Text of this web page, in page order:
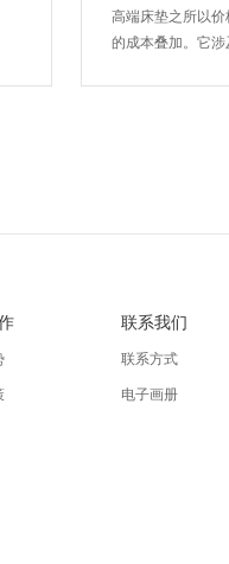
高端床垫之所以
的成本叠加。它
联系我们
联系方式
电子画册